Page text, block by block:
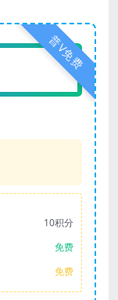
普V免费
10积分
免费
免费